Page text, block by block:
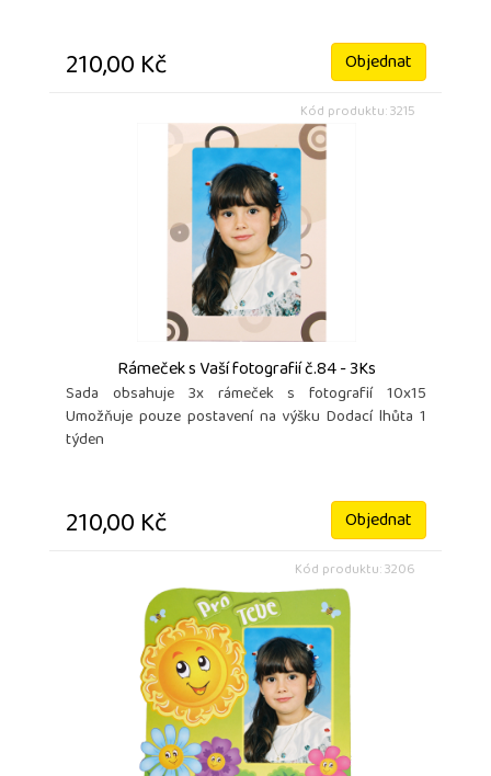
210,00 Kč Objednat
Kód produktu: 3215
Rámeček s Vaší fotografií č.84 - 3Ks
Sada obsahuje 3x rámeček s fotografií 10x15
Umožňuje pouze postavení na výšku Dodací lhůta 1
týden
210,00 Kč Objednat
Kód produktu: 3206